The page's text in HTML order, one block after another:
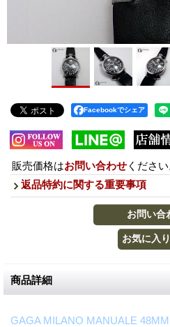
Facebookでシェア
販売価格はお問い合わせ ください
返品特約に関する重要事項
商品詳細
GAGA MILANO MANUALE